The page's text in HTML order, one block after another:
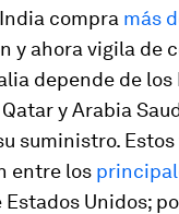
compra más
y ahora vigila de
depende de
y Arabia
suministro.
entre los
Estados Unidos;